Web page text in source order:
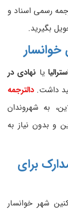
رسمی اسناد و
بگیرید.
خوانسار
یا نهادی در
داشت. دالترجمه
به شهروندان
و بدون نیاز به
برای
شهر خوانسار